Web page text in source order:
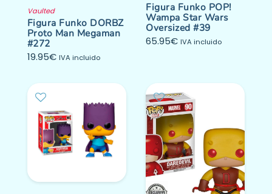
Vaulted
Figura Funko DORBZ
Proto Man Megaman
#272
19.95€ IVA incluido
Figura Funko POP!
Wampa Star Wars
Oversized #39
65.95€ IVA incluido